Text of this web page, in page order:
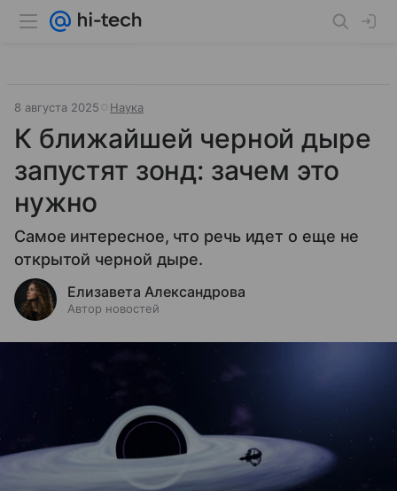
8 августа 2025 Наука
К ближайшей черной дыре
запустят зонд: зачем это
нужно
Самое интересное, что речь идет о еще не
открытой черной дыре.
Елизавета Александрова
Автор новостей